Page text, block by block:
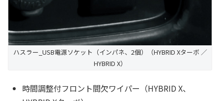
ハスラー_USB電源ソケット（インパネ、2個）（HYBRID Xターボ ／
HYBRID X）
時間調整付フロント間欠ワイパー（HYBRID X、